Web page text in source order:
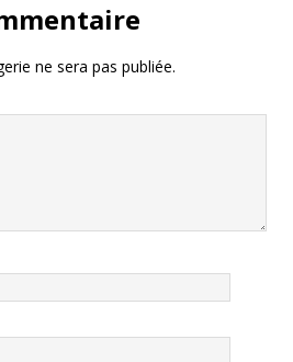
ne sera pas publiée.